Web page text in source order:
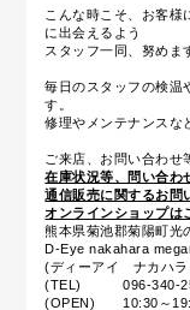
こんな時こそ、お客様
に出会えるよう
スタッフ一同、努めま
毎日のスタッフの検温
す。
修理やメンテナンスな
ご来店、お問い合わせ
在庫状況等、問い合わ
通信販売に関するお問
オンラインショップは
熊本県菊池郡菊陽町光
D-Eye nakahara
(ディーアイ ナカハラ
(TEL) 096-340-
(OPEN) 10:30～